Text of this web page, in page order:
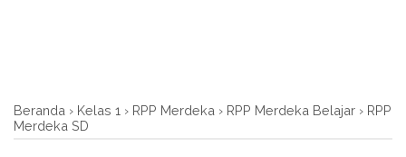
Beranda › Kelas 1 › RPP Merdeka › RPP Merdeka Belajar › RPP
Merdeka SD